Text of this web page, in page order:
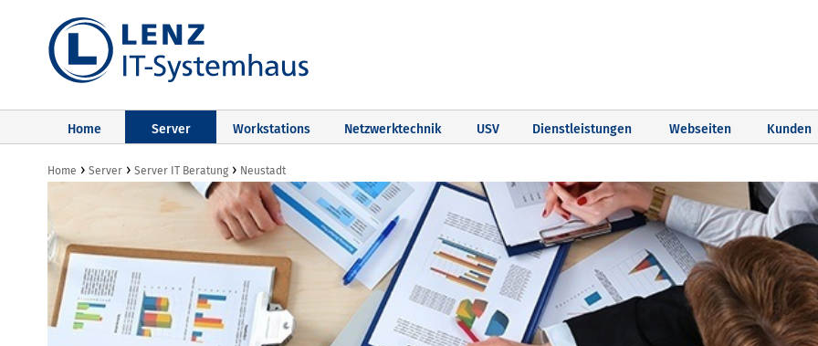
Home Server Workstations Netzwerktechnik USV Dienstleistungen Webseiten Kunden
Home › Server › Server IT Beratung › Neustadt